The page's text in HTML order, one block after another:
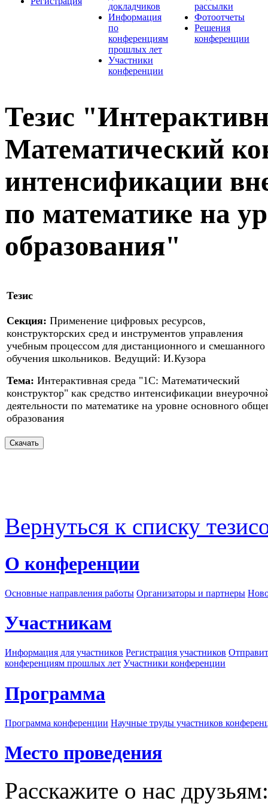
докладчиков
Информация
по
конференциям
прошлых лет
Участники
конференции
рассылки
Фотоотчеты
Решения
конференции
Тезис
Математический
интенсификации
по математике на
образования"
Тезис
Секция: Применение цифровых ресурсов,
конструкторских сред и инструментов управления
учебным процессом для дистанционного и смешанного
обучения школьников. Ведущий: И.Кузора
Тема: Интерактивная среда "1С: Математический
конструктор" как средство интенсификации
деятельности по математике на уровне основного
образования
Вернуться к списку
О конференции
Основные направления работы Организаторы и партнеры
Участникам
Информация для участников Регистрация участников
конференциям прошлых лет Участники конференции
Программа
Программа конференции Научные труды участников
Место проведения
Расскажите о нас друзьям: